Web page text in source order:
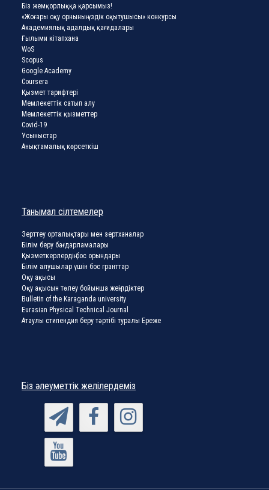
Біз жемқорлыққа қарсымыз!
«Жоғары оқу орнының үздік оқытушысы» конкурсы
Академиялық адалдық қағидалары
Ғылыми кітапхана
WoS
Scopus
Google Academy
Coursera
Қызмет тарифтері
Мемлекеттік сатып алу
Мемлекеттік қызметтер
Covid-19
Ұсыныстар
Анықтамалық көрсеткіш
Танымал сілтемелер
Зерттеу орталықтары мен зертханалар
Білім беру бағдарламалары
Қызметкерлердің бос орындары
Білім алушылар үшін бос гранттар
Оқу ақысы
Оқу ақысын төлеу бойынша жеңілдіктер
Bulletin of the Karaganda university
Eurasian Physical Technical Journal
Атаулы стипендия беру тәртібі туралы Ереже
Біз әлеуметтік желілердеміз